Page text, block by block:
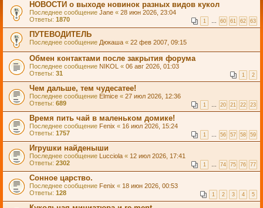
НОВОСТИ о выходе новинок разных видов кукол
Последнее сообщение Jane « 28 июн 2026, 23:04
Ответы: 1870 1 … 60 61 62 63
ПУТЕВОДИТЕЛЬ
Последнее сообщение Дюкаша « 22 фев 2007, 09:15
Обмен контактами после закрытия форума
Последнее сообщение NIKOL « 06 авг 2026, 01:03
Ответы: 31 1 2
Чем дальше, тем чудесатее!
Последнее сообщение Elmice « 27 июл 2026, 12:36
Ответы: 689 1 … 20 21 22 23
Время пить чай в маленьком домике!
Последнее сообщение Fenix « 16 июл 2026, 15:24
Ответы: 1757 1 … 56 57 58 59
Игрушки найденыши
Последнее сообщение Lucciola « 12 июл 2026, 17:41
Ответы: 2302 1 … 74 75 76 77
Сонное царство.
Последнее сообщение Fenix « 18 июн 2026, 00:53
Ответы: 128 1 2 3 4 5